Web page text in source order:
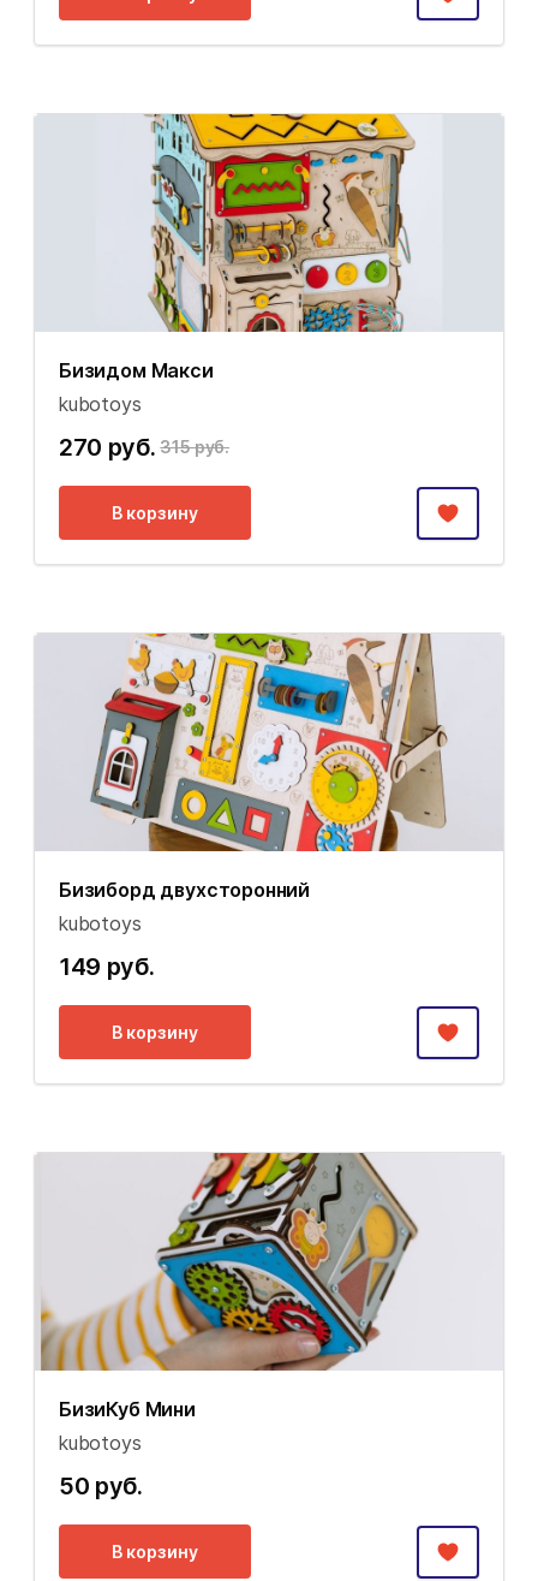
Бизидом Макси
kubotoys
270 руб. 315 руб.
В корзину
Бизиборд двухсторонний
kubotoys
149 руб.
В корзину
БизиКуб Мини
kubotoys
50 руб.
В корзину